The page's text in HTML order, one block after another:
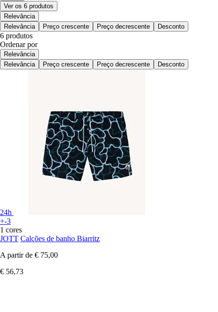
Ver os 6 produtos
Relevância
Relevância
Preço crescente Preço decrescente Desconto
6 produtos
Ordenar por
Relevância
Relevância
Preço crescente Preço decrescente Desconto
24h
+-3
1 cores
JOTT Calções de banho Biarritz
A partir de € 75,00
€ 56,73